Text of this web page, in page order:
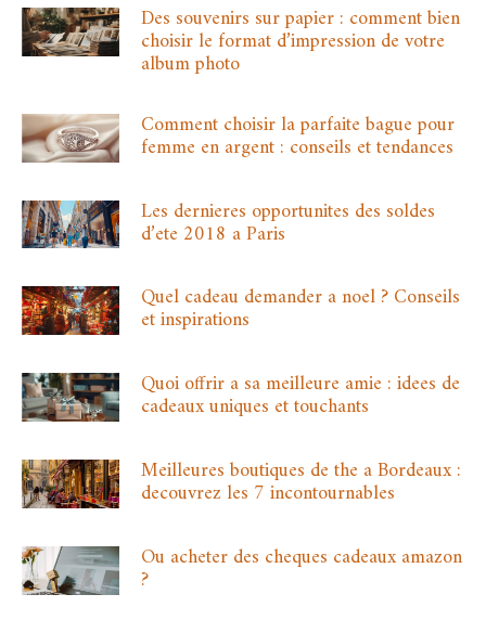
Des souvenirs sur papier : comment bien
choisir le format d’impression de votre
album photo
Comment choisir la parfaite bague pour
femme en argent : conseils et tendances
Les dernieres opportunites des soldes
d’ete 2018 a Paris
Quel cadeau demander a noel ? Conseils
et inspirations
Quoi offrir a sa meilleure amie : idees de
cadeaux uniques et touchants
Meilleures boutiques de the a Bordeaux :
decouvrez les 7 incontournables
Ou acheter des cheques cadeaux amazon
?